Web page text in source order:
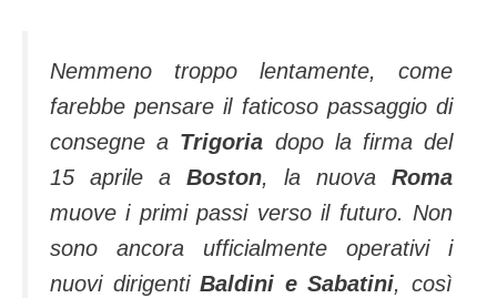
Nemmeno troppo lentamente, come
farebbe pensare il faticoso passaggio di
consegne a Trigoria dopo la firma del
15 aprile a Boston, la nuova Roma
muove i primi passi verso il futuro. Non
sono ancora ufficialmente operativi i
nuovi dirigentiBaldini e Sabatini, così